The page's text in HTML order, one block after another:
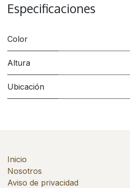
Especificaciones
Color
Altura
Ubicación
Inicio
Nosotros
Aviso de privacidad